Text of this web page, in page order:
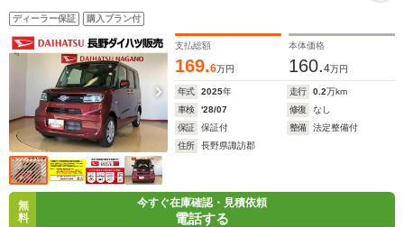
ディーラー保証 購入プラン付
支払総額
169.6万円
本体価格
160.4万円
年式 2025年 走行 0.2万km
車検
'28/07 修復
なし
保証
保証付 整備
法定整備付
住所
長野県諏訪郡
無
料
今すぐ在庫確認・見積依頼
電話する